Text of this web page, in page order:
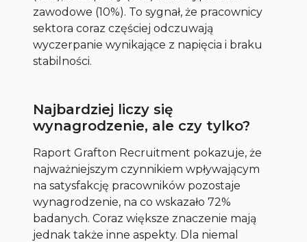
zawodowe (10%). To sygnał, że pracownicy
sektora coraz częściej odczuwają
wyczerpanie wynikające z napięcia i braku
stabilności.
Najbardziej liczy się
wynagrodzenie, ale czy tylko?
Raport Grafton Recruitment pokazuje, że
najważniejszym czynnikiem wpływającym
na satysfakcję pracowników pozostaje
wynagrodzenie, na co wskazało 72%
badanych. Coraz większe znaczenie mają
jednak także inne aspekty. Dla niemal